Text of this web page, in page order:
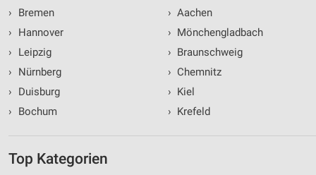
›
Bremen
›
Hannover
›
Leipzig
›
Nürnberg
›
Duisburg
›
Bochum
› Aachen
› Mönchengladbach
› Braunschweig
› Chemnitz
› Kiel
› Krefeld
Top Kategorien